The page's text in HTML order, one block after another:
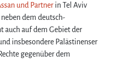
und Partner in Tel Aviv
dem deutsch-
auch auf dem Gebiet der
insbesondere Palästinenser
gegenüber dem